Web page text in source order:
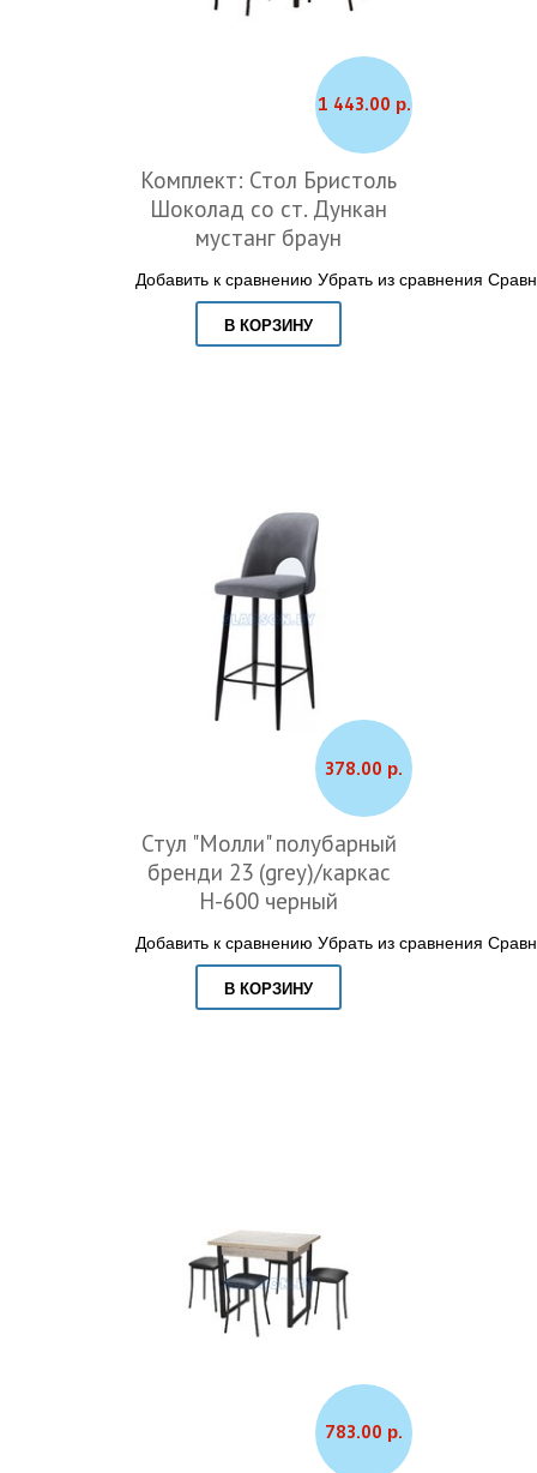
1 443.00 р.
Комплект: Стол Бристоль
Шоколад со ст. Дункан
мустанг браун
Добавить к сравнению Убрать из сравнения
В КОРЗИНУ
378.00 р.
Стул "Молли" полубарный
бренди 23 (grey)/каркас
Н-600 черный
Добавить к сравнению Убрать из сравнения
В КОРЗИНУ
783.00 р.